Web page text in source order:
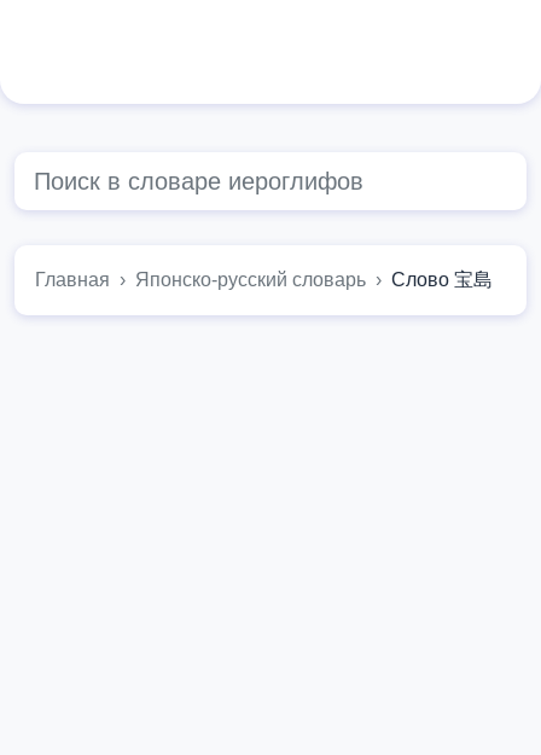
Главная Японско-русский словарь Слово 宝島